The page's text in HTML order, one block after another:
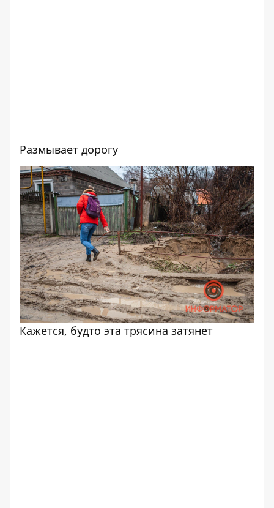
Размывает дорогу
Кажется, будто эта трясина затянет